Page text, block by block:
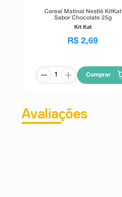
Cereal Matinal Nestlé KitKat
Sabor Chocolate 25g
Kit Kat
R$ 2,69
Comprar
Avaliações